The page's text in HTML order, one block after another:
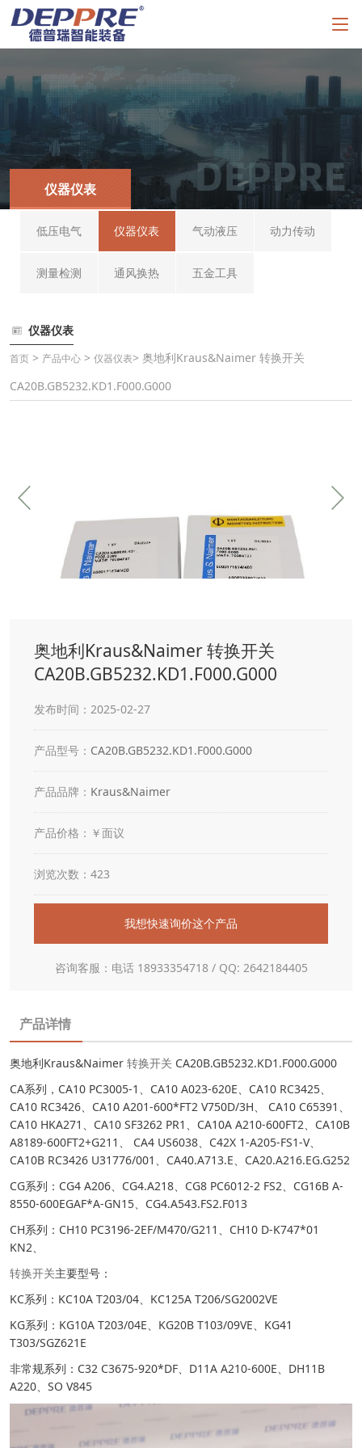
仪器仪表
低压电气 仪器仪表 气动液压 动力传动
测量检测 通风换热 五金工具
仪器仪表
首页 > 产品中心 > 仪器仪表> 奥地利Kraus&Naimer 转换开关
CA20B.GB5232.KD1.F000.G000
奥地利Kraus&Naimer 转换开关
CA20B.GB5232.KD1.F000.G000
发布时间：2025-02-27
产品型号： CA20B.GB5232.KD1.F000.G000
产品品牌： Kraus&Naimer
产品价格：￥面议
浏览次数：423
我想快速询价这个产品
咨询客服：电话 18933354718 / QQ: 2642184405
产品详情
奥地利Kraus&Naimer 转换开关 CA20B.GB5232.KD1.F000.G000
CA系列，CA10 PC3005-1、CA10 A023-620E、CA10 RC3425、
CA10 RC3426、CA10 A201-600*FT2 V750D/3H、 CA10 C65391、
CA10 HKA271、CA10 SF3262 PR1、CA10A A210-600FT2、CA10B
A8189-600FT2+G211、 CA4 US6038、C42X 1-A205-FS1-V、
CA10B RC3426 U31776/001、CA40.A713.E、CA20.A216.EG.G252
CG系列：CG4 A206、CG4.A218、CG8 PC6012-2 FS2、CG16B A-
8550-600EGAF*A-GN15、CG4.A543.FS2.F013
CH系列：CH10 PC3196-2EF/M470/G211、CH10 D-K747*01
KN2、
转换开关主要型号：
KC系列：KC10A T203/04、KC125A T206/SG2002VE
KG系列：KG10A T203/04E、KG20B T103/09VE、KG41
T303/SGZ621E
非常规系列：C32 C3675-920*DF、D11A A210-600E、DH11B
A220、SO V845